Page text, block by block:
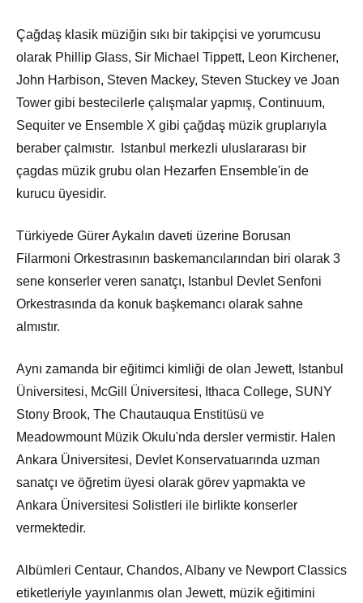
Çağdaş klasik müziğin sıkı bir takipçisi ve yorumcusu
olarak Phillip Glass, Sir Michael Tippett, Leon Kirchener,
John Harbison, Steven Mackey, Steven Stuckey ve Joan
Tower gibi bestecilerle çalışmalar yapmış, Continuum,
Sequiter ve Ensemble X gibi çağdaş müzik gruplarıyla
beraber çalmıstır. Istanbul merkezli uluslararası bir
çagdas müzik grubu olan Hezarfen Ensemble'in de
kurucu üyesidir.
Türkiyede Gürer Aykalın daveti üzerine Borusan
Filarmoni Orkestrasının baskemancılarından biri olarak 3
sene konserler veren sanatçı, Istanbul Devlet Senfoni
Orkestrasında da konuk başkemancı olarak sahne
almıstır.
Aynı zamanda bir eğitimci kimliği de olan Jewett, Istanbul
Üniversitesi, McGill Üniversitesi, Ithaca College, SUNY
Stony Brook, The Chautauqua Enstitüsü ve
Meadowmount Müzik Okulu'nda dersler vermistir. Halen
Ankara Üniversitesi, Devlet Konservatuarında uzman
sanatçı ve öğretim üyesi olarak görev yapmakta ve
Ankara Üniversitesi Solistleri ile birlikte konserler
vermektedir.
Albümleri Centaur, Chandos, Albany ve Newport Classics
etiketleriyle yayınlanmıs olan Jewett, müzik eğitimini